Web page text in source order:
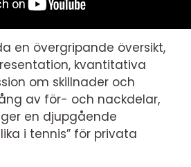
en övergripande översikt,
kvantitativa
om skillnader och
av för- och nackdelar,
en djupgående
i tennis” för privata